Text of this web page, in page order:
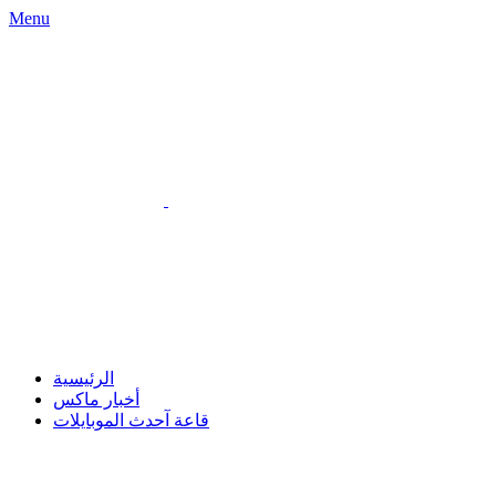
Menu
الرئيسية
أخبار ماكس
قاعة آحدث الموبايلات